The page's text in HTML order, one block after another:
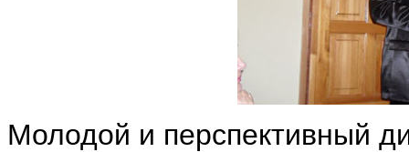
Молодой и перспективный